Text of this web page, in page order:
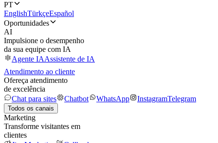
PT
EnglishTürkçeEspañol
Oportunidades
AI
Impulsione o desempenho
da sua equipe com IA
Agente IAAssistente de IA
Atendimento ao cliente
Ofereça atendimento
de excelência
Chat para sites
Chatbot WhatsApp InstagramTelegram
Todos os canais
Marketing
Transforme visitantes em
clientes